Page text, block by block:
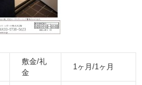
敷金/礼
金
1ヶ月/1ヶ月